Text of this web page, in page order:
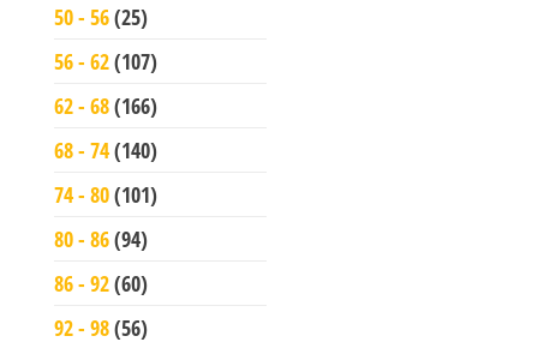
50 - 56(25)
56 - 62(107)
62 - 68(166)
68 - 74(140)
74 - 80(101)
80 - 86(94)
86 - 92(60)
92 - 98(56)